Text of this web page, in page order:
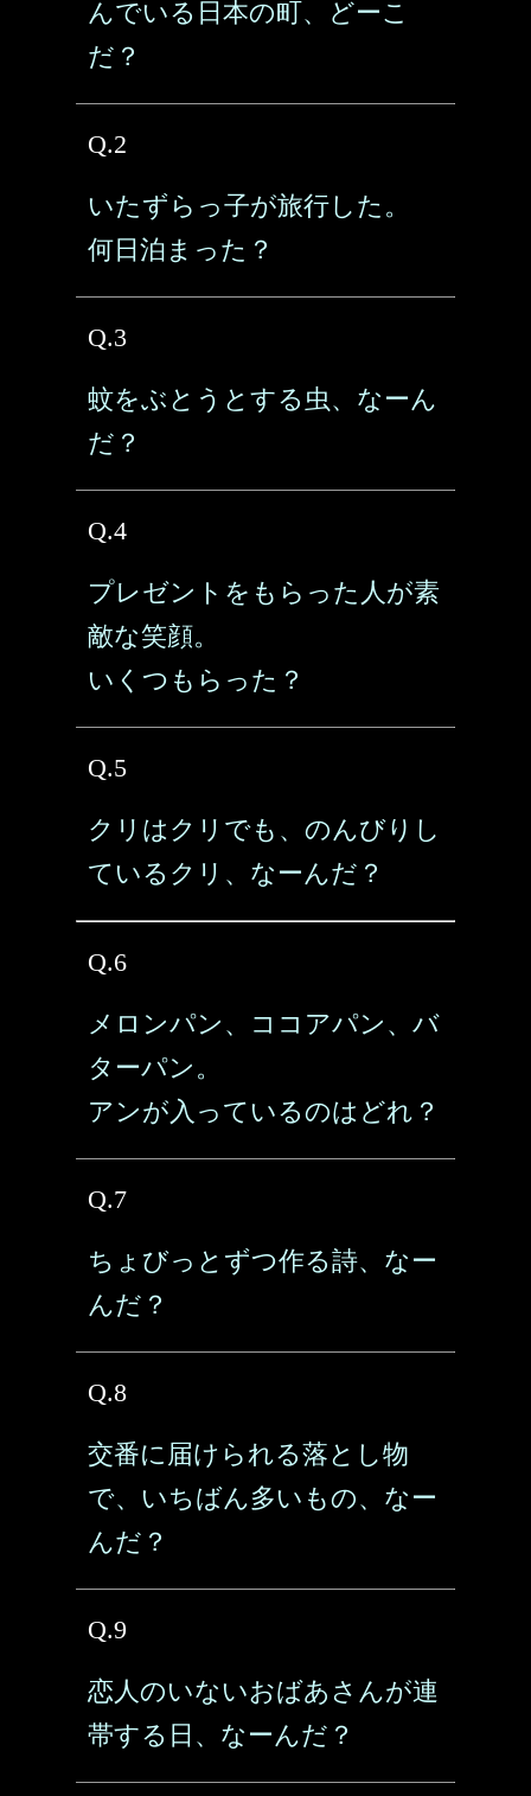
んでいる日本の町、どーこ
だ？
Q.2
いたずらっ子が旅行した。
何日泊まった？
Q.3
蚊をぶとうとする虫、なーん
だ？
Q.4
プレゼントをもらった人が素
敵な笑顔。
いくつもらった？
Q.5
クリはクリでも、のんびりし
ているクリ、なーんだ？
Q.6
メロンパン、ココアパン、バ
ターパン。
アンが入っているのはどれ？
Q.7
ちょびっとずつ作る詩、なー
んだ？
Q.8
交番に届けられる落とし物
で、いちばん多いもの、なー
んだ？
Q.9
恋人のいないおばあさんが連
帯する日、なーんだ？